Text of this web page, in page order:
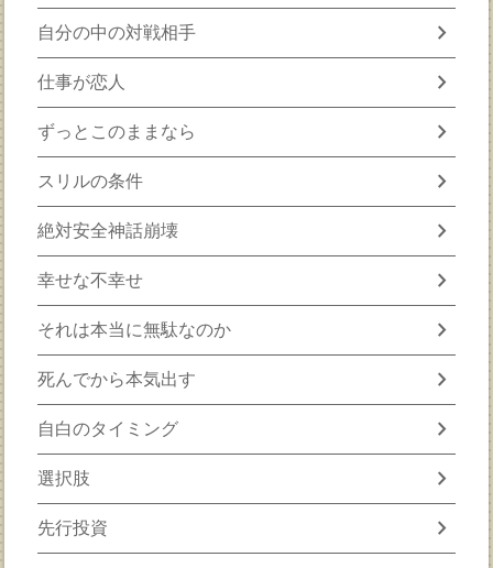
自分の中の対戦相手 chevron_right
仕事が恋人 chevron_right
ずっとこのままなら chevron_right
スリルの条件 chevron_right
絶対安全神話崩壊 chevron_right
幸せな不幸せ chevron_right
それは本当に無駄なのか chevron_right
死んでから本気出す chevron_right
自白のタイミング chevron_right
選択肢 chevron_right
先行投資 chevron_right